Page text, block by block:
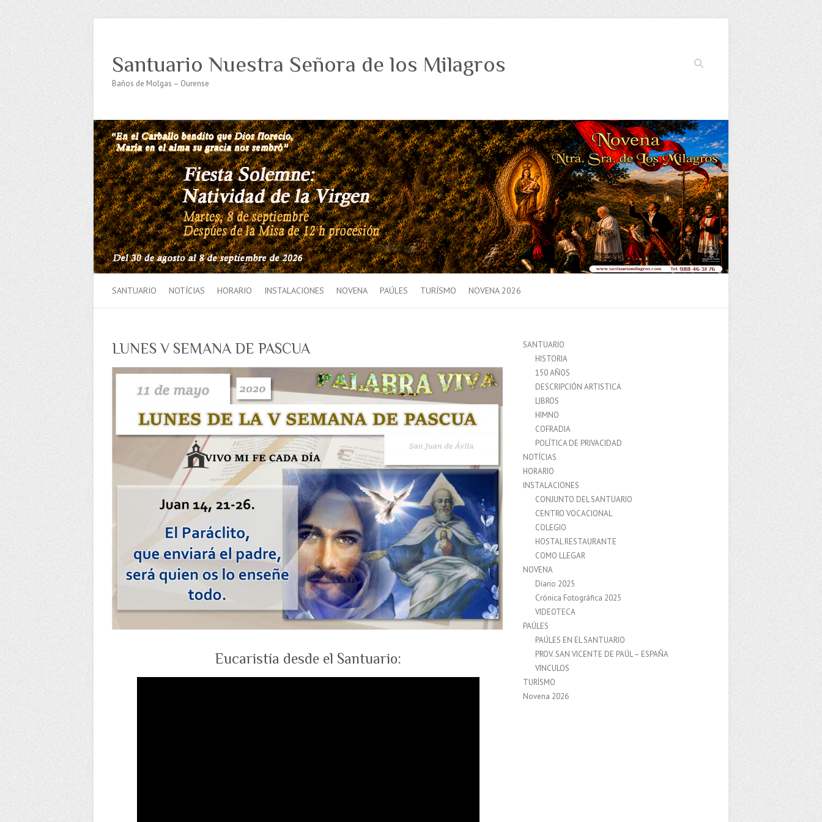
Buscar
Santuario Nuestra Señora de los Milagros
Baños de Molgas – Ourense
SANTUARIO NOTÍCIAS HORARIO INSTALACIONES NOVENA PAÚLES TURÍSMO NOVENA 2026
LUNES V SEMANA DE PASCUA
Eucaristía desde el Santuario:
SANTUARIO
HISTORIA
150 AÑOS
DESCRIPCIÓN ARTISTICA
LIBROS
HIMNO
COFRADIA
POLÍTICA DE PRIVACIDAD
NOTÍCIAS
HORARIO
INSTALACIONES
CONJUNTO DEL SANTUARIO
CENTRO VOCACIONAL
COLEGIO
HOSTAL RESTAURANTE
COMO LLEGAR
NOVENA
Díario 2025
Crónica Fotográfica 2025
VIDEOTECA
PAÚLES
PAÚLES EN EL SANTUARIO
PROV. SAN VICENTE DE PAÚL – ESPAÑA
VINCULOS
TURÍSMO
Novena 2026